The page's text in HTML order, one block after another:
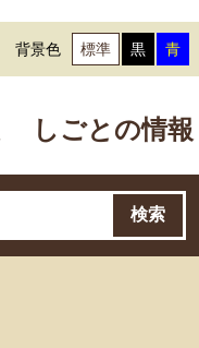
背景色 標準 黒 青
しごとの情報